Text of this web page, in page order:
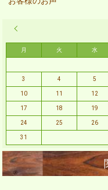
月 火 水
3 4 5
10 11 12
17 18 19
24 25 26
31